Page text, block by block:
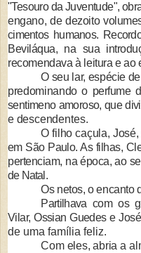
"Tesouro da Juventude",
engano, de dezoito volu­
cimentos humanos.
Beviláqua, na sua
recomendava à leitura e ao
O seu lar, espécie
predominando o perfume
sentimeno amoroso, que
e descen­dentes.
O filho caçula,
em São Paulo. As filhas,
pertenciam, na época, ao
de Natal.
Os netos, o encanto
Partilhava com os
Vilar, Ossian Guedese
de uma família feliz.
Com eles, abria a